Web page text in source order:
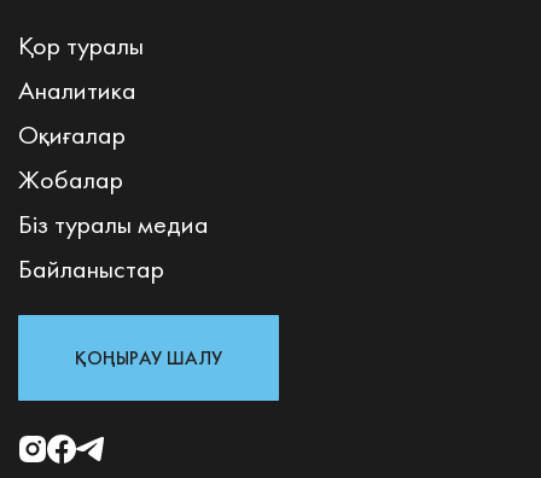
Қор туралы
Аналитика
Оқиғалар
Жобалар
Біз туралы медиа
Байланыстар
ҚОҢЫРАУ ШАЛУ